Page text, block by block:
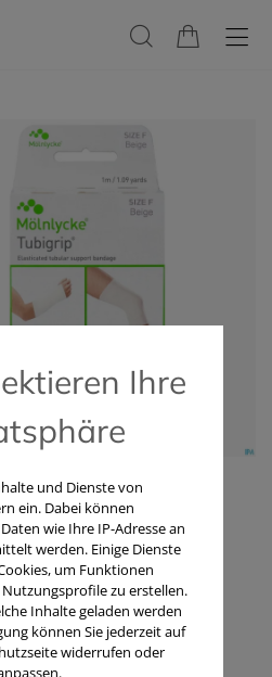
GMBH
Tubigrip
1m
Ihre
und Dienste von
ein. Dabei können
wie Ihre IP-Adresse an
werden. Einige Dienste
um Funktionen
zu erstellen.
Inhalte geladen werden
können Sie jederzeit auf
widerrufen oder